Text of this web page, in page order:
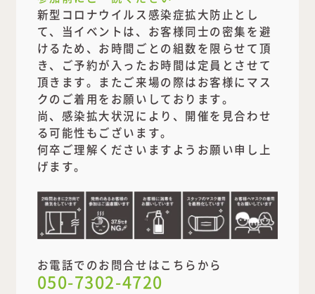
新型コロナウイルス感染症拡大防止とし
て、当イベントは、お客様同士の密集を避
けるため、お時間ごとの組数を限らせて頂
き、ご予約が入ったお時間は定員とさせて
頂きます。またご来場の際はお客様にマス
クのご着用をお願いしております。
尚、感染拡大状況により、開催を見合わせ
る可能性もございます。
何卒ご理解くださいますようお願い申し上
げます。
お電話でのお問合せはこちらから
050-7302-4720